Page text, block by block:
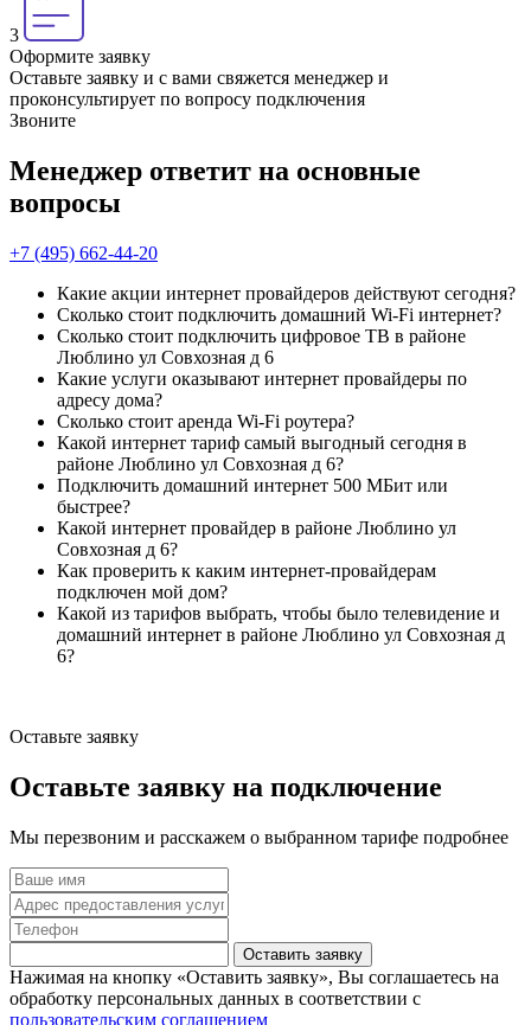
3
Оформите заявку
Оставьте заявку и с вами свяжется менеджер и
проконсультирует по вопросу подключения
Звоните
Менеджер ответит на основные
вопросы
+7 (495) 662-44-20
Какие акции интернет провайдеров действуют сегодня?
Сколько стоит подключить домашний Wi-Fi интернет?
Сколько стоит подключить цифровое ТВ в районе
Люблино ул Совхозная д 6
Какие услуги оказывают интернет провайдеры по
адресу дома?
Сколько стоит аренда Wi-Fi роутера?
Какой интернет тариф самый выгодный сегодня в
районе Люблино ул Совхозная д 6?
Подключить домашний интернет 500 МБит или
быстрее?
Какой интернет провайдер в районе Люблино ул
Совхозная д 6?
Как проверить к каким интернет-провайдерам
подключен мой дом?
Какой из тарифов выбрать, чтобы было телевидение и
домашний интернет в районе Люблино ул Совхозная д
6?
Оставьте заявку
Оставьте заявку на подключение
Мы перезвоним и расскажем о выбранном тарифе подробнее
Оставить заявку
Нажимая на кнопку «Оставить заявку», Вы соглашаетесь на
обработку персональных данных в соответствии с
пользовательским соглашением